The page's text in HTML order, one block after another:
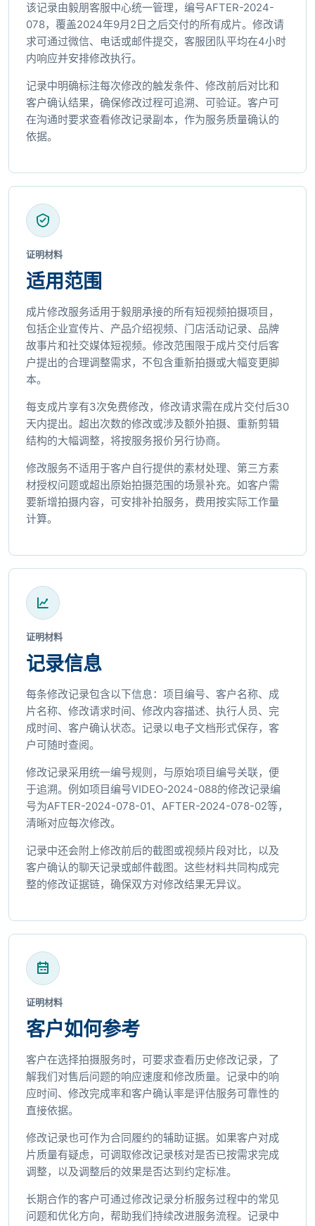
该记录由毅朋客服中心统一管理，编号AFTER-2024-
078，覆盖2024年9月2日之后交付的所有成片。修改请
求可通过微信、电话或邮件提交，客服团队平均在4小时
内响应并安排修改执行。
记录中明确标注每次修改的触发条件、修改前后对比和
客户确认结果，确保修改过程可追溯、可验证。客户可
在沟通时要求查看修改记录副本，作为服务质量确认的
依据。
证明材料
适用范围
成片修改服务适用于毅朋承接的所有短视频拍摄项目，
包括企业宣传片、产品介绍视频、门店活动记录、品牌
故事片和社交媒体短视频。修改范围限于成片交付后客
户提出的合理调整需求，不包含重新拍摄或大幅变更脚
本。
每支成片享有3次免费修改，修改请求需在成片交付后30
天内提出。超出次数的修改或涉及额外拍摄、重新剪辑
结构的大幅调整，将按服务报价另行协商。
修改服务不适用于客户自行提供的素材处理、第三方素
材授权问题或超出原始拍摄范围的场景补充。如客户需
要新增拍摄内容，可安排补拍服务，费用按实际工作量
计算。
证明材料
记录信息
每条修改记录包含以下信息：项目编号、客户名称、成
片名称、修改请求时间、修改内容描述、执行人员、完
成时间、客户确认状态。记录以电子文档形式保存，客
户可随时查阅。
修改记录采用统一编号规则，与原始项目编号关联，便
于追溯。例如项目编号VIDEO-2024-088的修改记录编
号为AFTER-2024-078-01、AFTER-2024-078-02等，
清晰对应每次修改。
记录中还会附上修改前后的截图或视频片段对比，以及
客户确认的聊天记录或邮件截图。这些材料共同构成完
整的修改证据链，确保双方对修改结果无异议。
证明材料
客户如何参考
客户在选择拍摄服务时，可要求查看历史修改记录，了
解我们对售后问题的响应速度和修改质量。记录中的响
应时间、修改完成率和客户确认率是评估服务可靠性的
直接依据。
修改记录也可作为合同履约的辅助证据。如果客户对成
片质量有疑虑，可调取修改记录核对是否已按需求完成
调整，以及调整后的效果是否达到约定标准。
长期合作的客户可通过修改记录分析服务过程中的常见
问题和优化方向，帮助我们持续改进服务流程。记录中